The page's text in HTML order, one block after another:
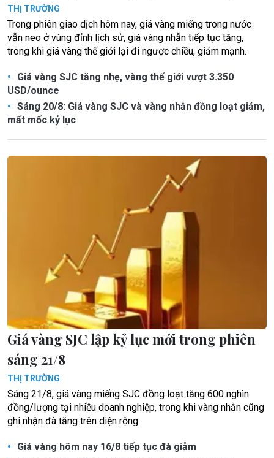
THỊ TRƯỜNG
Trong phiên giao dịch hôm nay, giá vàng miếng trong nước
vẫn neo ở vùng đỉnh lịch sử, giá vàng nhẫn tiếp tục tăng,
trong khi giá vàng thế giới lại đi ngược chiều, giảm mạnh.
Giá vàng SJC tăng nhẹ, vàng thế giới vượt 3.350
USD/ounce
Sáng 20/8: Giá vàng SJC và vàng nhẫn đồng loạt giảm,
mất mốc kỷ lục
Giá vàng SJC lập kỷ lục mới trong phiên
sáng 21/8
THỊ TRƯỜNG
Sáng 21/8, giá vàng miếng SJC đồng loạt tăng 600 nghìn
đồng/lượng tại nhiều doanh nghiệp, trong khi vàng nhẫn cũng
ghi nhận đà tăng trên diện rộng.
Giá vàng hôm nay 16/8 tiếp tục đà giảm